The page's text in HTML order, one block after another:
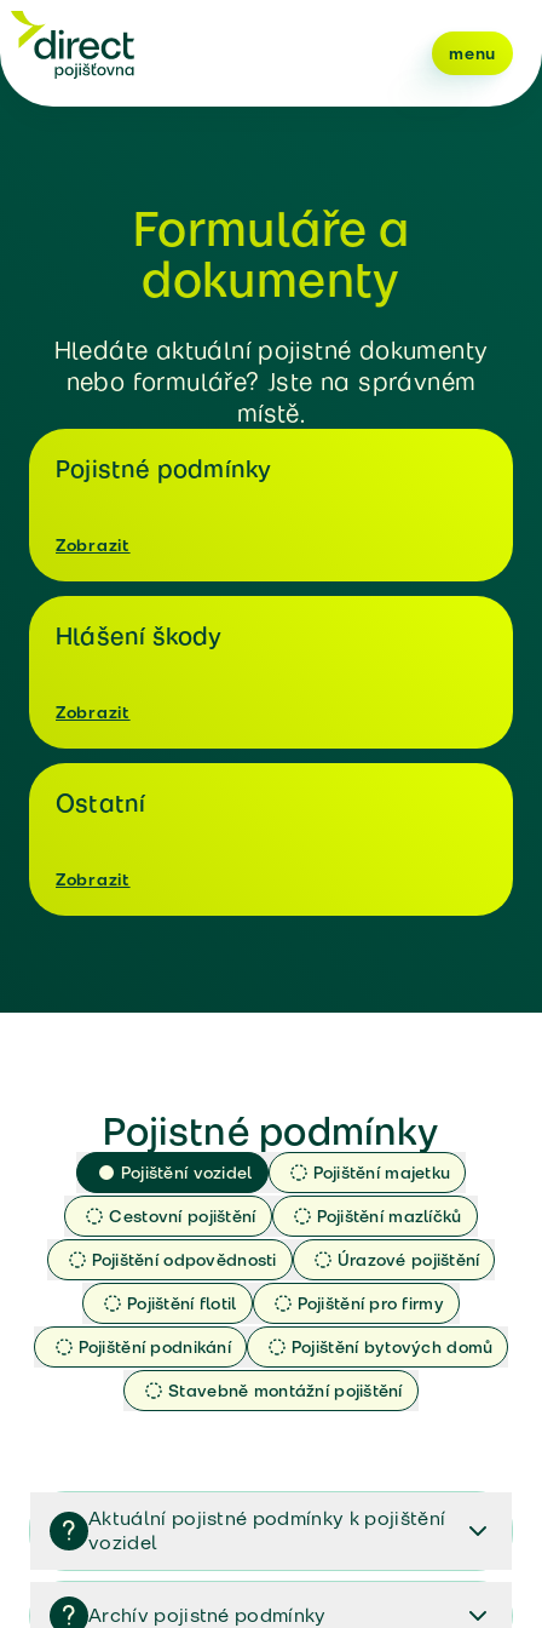
menu
Formuláře a
dokumenty
Hledáte aktuální pojistné dokumenty
nebo formuláře? Jste na správném
místě.
Pojistné podmínky
Zobrazit
Hlášení škody
Zobrazit
Ostatní
Zobrazit
Pojistné podmínky
Pojištění vozidel
Pojištění majetku
Cestovní pojištění
Pojištění mazlíčků
Pojištění odpovědnosti
Úrazové pojištění
Pojištění flotil
Pojištění pro firmy
Pojištění podnikání
Pojištění bytových domů
Stavebně montážní pojištění
Aktuální pojistné podmínky k pojištění
vozidel
Pojištění vozidel/Pojistné podmínky a vše důležité ke
smlouvě (PDF)
Archív pojistné podmínky